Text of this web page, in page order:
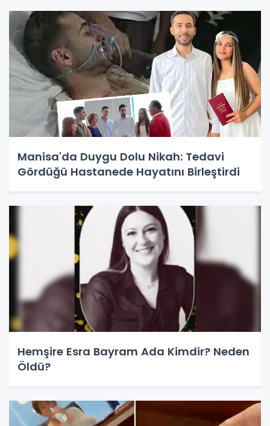
Manisa'da Duygu Dolu Nikah: Tedavi
Gördüğü Hastanede Hayatını Birleştirdi
Hemşire Esra Bayram Ada Kimdir? Neden
Öldü?